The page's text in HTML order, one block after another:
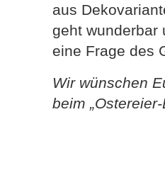
aus
geht wunderbar
eine Frage des
Wir wünschen
beim